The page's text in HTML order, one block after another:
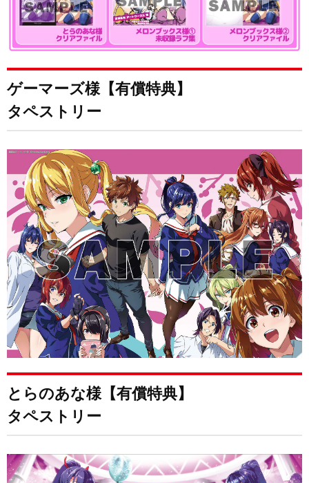
ゲーマーズ様【有償特典】
タペストリー
とらのあな様【有償特典】
タペストリー